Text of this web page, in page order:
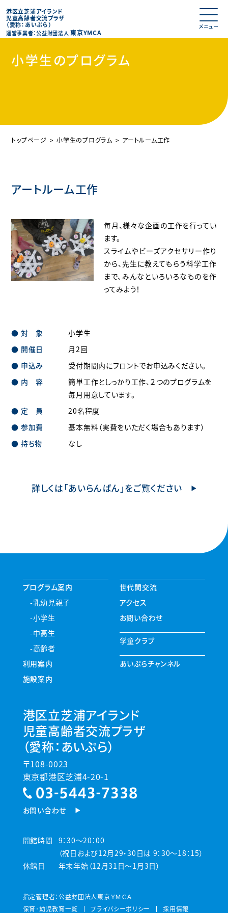
港区立芝浦アイランド
児童高齢者交流プラザ
（愛称：あいぷら）
運営事業者：公益財団法人東京YMCA
小学生のプログラム
トップページ 小学生のプログラム アートルーム工作
アートルーム工作
毎月、様々な企画の工作を行ってい
ます。
スライムやビーズアクセサリー作り
から、先生に教えてもらう科学工作
まで、みんなといろいろなものを作
ってみよう！
対 象
小学生
開催日
月2回
申込み
受付期間内にフロントでお申込みください。
内 容
簡単工作としっかり工作、２つのプログラムを
毎月用意しています。
定 員
20名程度
参加費
基本無料（実費をいただく場合もあります）
持ち物
なし
詳しくは「あいらんばん」をご覧ください
プログラム案内
乳幼児親子
小学生
中高生
高齢者
利用案内
施設案内
世代間交流
アクセス
お問い合わせ
学童クラブ
あいぷらチャンネル
港区立芝浦アイランド
児童高齢者交流プラザ
（愛称：あいぷら）
〒108-0023
東京都港区芝浦4-20-1
お問い合わせ
開館時間
9：30～20：00
（祝日および12月29・30日は 9：30～18：15）
休館日
年末年始（12月31日～1月3日）
指定管理者：公益財団法人東京ＹＭＣＡ
保育･幼児教育一覧
プライバシーポリシー 採用情報